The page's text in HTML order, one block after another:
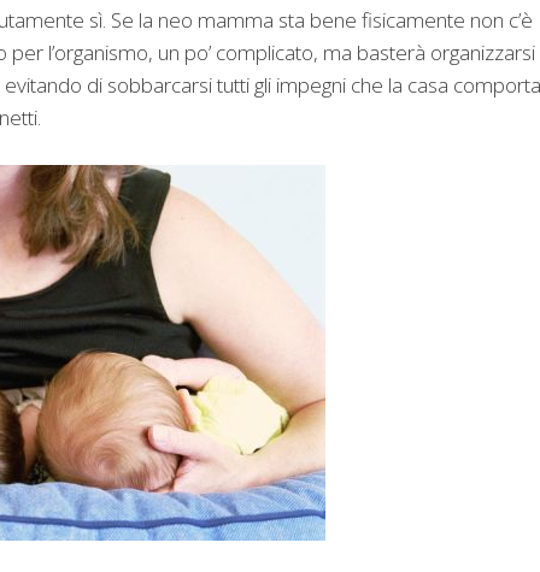
sì. Se la neo mamma sta bene fisicamente non c’è
l’organismo, un po’ complicato, ma basterà
di sobbarcarsi tutti gli impegni che la casa